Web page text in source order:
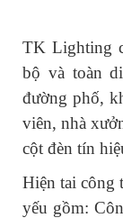
TK Lighting
bộ và toàn
đường phố,
viên, nhà
cột đèn tín
Hiện tai công
yếu gồm: